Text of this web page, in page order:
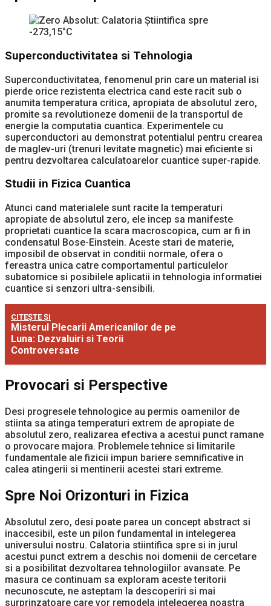
Superconductivitatea si Tehnologia
Superconductivitatea, fenomenul prin care un material isi
pierde orice rezistenta electrica cand este racit sub o
anumita temperatura critica, apropiata de absolutul zero,
promite sa revolutioneze domenii de la transportul de
energie la computatia cuantica. Experimentele cu
superconductori au demonstrat potentialul pentru crearea
de maglev-uri (trenuri levitate magnetic) mai eficiente si
pentru dezvoltarea calculatoarelor cuantice super-rapide.
Studii in Fizica Cuantica
Atunci cand materialele sunt racite la temperaturi
apropiate de absolutul zero, ele incep sa manifeste
proprietati cuantice la scara macroscopica, cum ar fi in
condensatul Bose-Einstein. Aceste stari de materie,
imposibil de observat in conditii normale, ofera o
fereastra unica catre comportamentul particulelor
subatomice si posibilele aplicatii in tehnologia informatiei
cuantice si senzori ultra-sensibili.
CITEȘTE ȘI
Misterul Plecarii Americanilor de pe
Luna: Dezvaluiri si Teorii
Controversate
Provocari si Perspective
Desi progresele tehnologice au permis oamenilor de
stiinta sa atinga temperaturi extrem de apropiate de
absolutul zero, realizarea efectiva a acestui punct ramane
o provocare majora. Problemele tehnice si limitarile
fundamentale ale fizicii impun bariere semnificative in
calea atingerii si mentinerii acestei stari extreme.
Spre Noi Orizonturi in Fizica
Absolutul zero, desi poate parea un concept abstract si
inaccesibil, este un pilon fundamental in intelegerea
universului nostru. Calatoria stiintifica spre si in jurul
acestui punct extrem a deschis noi domenii de cercetare
si a posibilitat dezvoltarea tehnologiilor avansate. Pe
masura ce continuam sa exploram aceste teritorii
necunoscute, ne asteptam la descoperiri si mai
surprinzatoare care vor remodela intelegerea noastra